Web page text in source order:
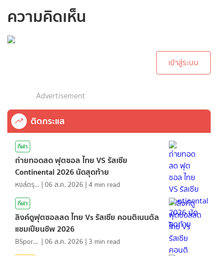
ความคิดเห็น
เข้าสู่ระบบ
Advertisement
ติดกระแส
กีฬา
ถ่ายทอดสด ฟุตซอล ไทย VS รัสเซีย
Continental 2026 นัดสุดท้าย
หงส์ดรุณ |06 ส.ค. 2026 |4 min read
กีฬา
ลิงค์ดูฟุตซอลสด ไทย Vs รัสเซีย คอนติเนนตัล
แชมเปียนชิพ 2026
BSports8 |06 ส.ค. 2026 | 3 min read